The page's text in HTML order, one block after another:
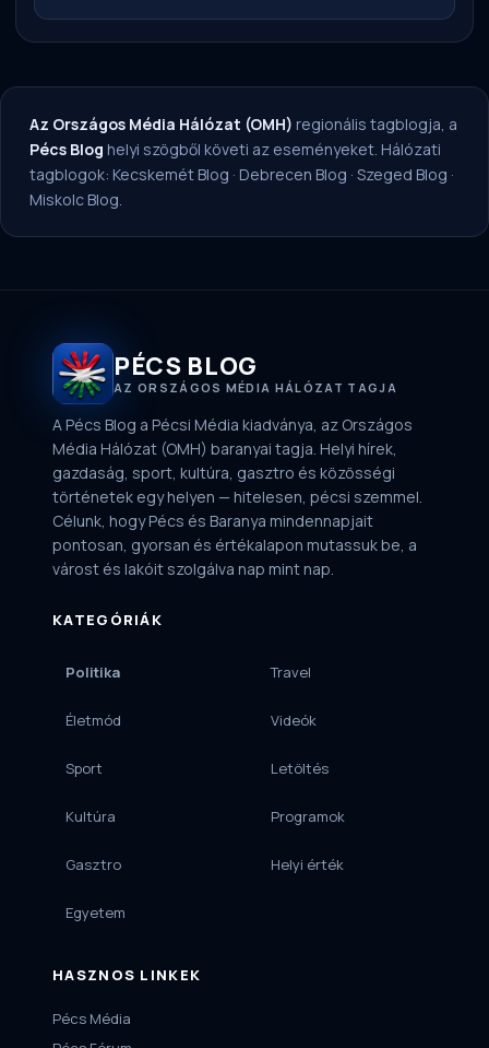
Az Országos Média Hálózat (OMH) regionális tagblogja, a
Pécs Blog helyi szögből követi az eseményeket. Hálózati
tagblogok: Kecskemét Blog · Debrecen Blog · Szeged Blog ·
Miskolc Blog
PÉCS BLOG
AZ ORSZÁGOS MÉDIA HÁLÓZAT TAGJA
A Pécs Blog a Pécsi Média kiadványa, az Országos
Média Hálózat (OMH) baranyai tagja. Helyi hírek,
gazdaság, sport, kultúra, gasztro és közösségi
történetek egy helyen — hitelesen, pécsi szemmel.
Célunk, hogy Pécs és Baranya mindennapjait
pontosan, gyorsan és értékalapon mutassuk be, a
várost és lakóit szolgálva nap mint nap.
KATEGÓRIÁK
Politika
Életmód
Sport
Kultúra
Gasztro
Egyetem
Travel
Videók
Letöltés
Programok
Helyi érték
HASZNOS LINKEK
Pécs Média